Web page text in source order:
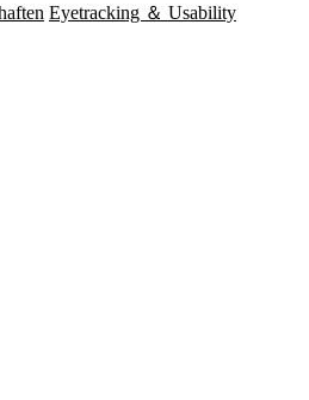
Eyetracking ＆ Usability